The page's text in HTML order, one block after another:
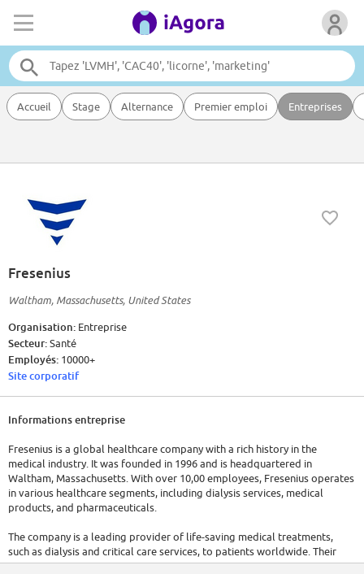
Accueil Stage Alternance Premier emploi Entreprises
Fresenius
Waltham, Massachusetts, United States
Organisation: Entreprise
Secteur:Santé
Employés: 10000+
Site corporatif
Informations entreprise
Fresenius is a global healthcare company with a rich history in the
medical industry. It was founded in 1996 and is headquartered in
Waltham, Massachusetts. With over 10,00 employees, Fresenius operates
in various healthcare segments, including dialysis services, medical
products, and pharmaceuticals.
The company is a leading provider of life-saving medical treatments,
such as dialysis and critical care services, to patients worldwide. Their
medical products division manufactures a wide range of healthcare